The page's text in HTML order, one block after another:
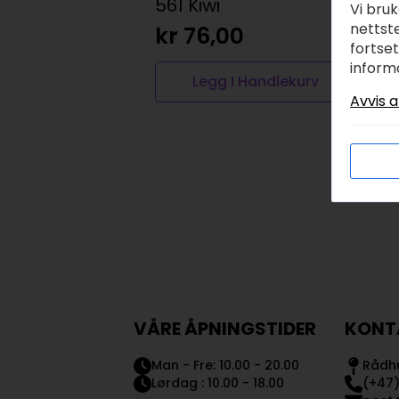
561 Kiwi
kr 76,00
Legg I Handlekurv
VÅRE ÅPNINGSTIDER
Man - Fre: 10.00 - 20.00
Lørdag : 10.00 - 18.00
Vi
Avvis